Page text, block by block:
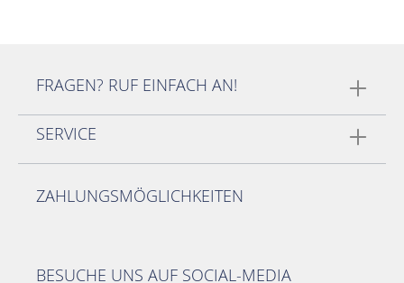
FRAGEN? RUF EINFACH AN!
SERVICE
ZAHLUNGSMÖGLICHKEITEN
BESUCHE UNS AUF SOCIAL-MEDIA